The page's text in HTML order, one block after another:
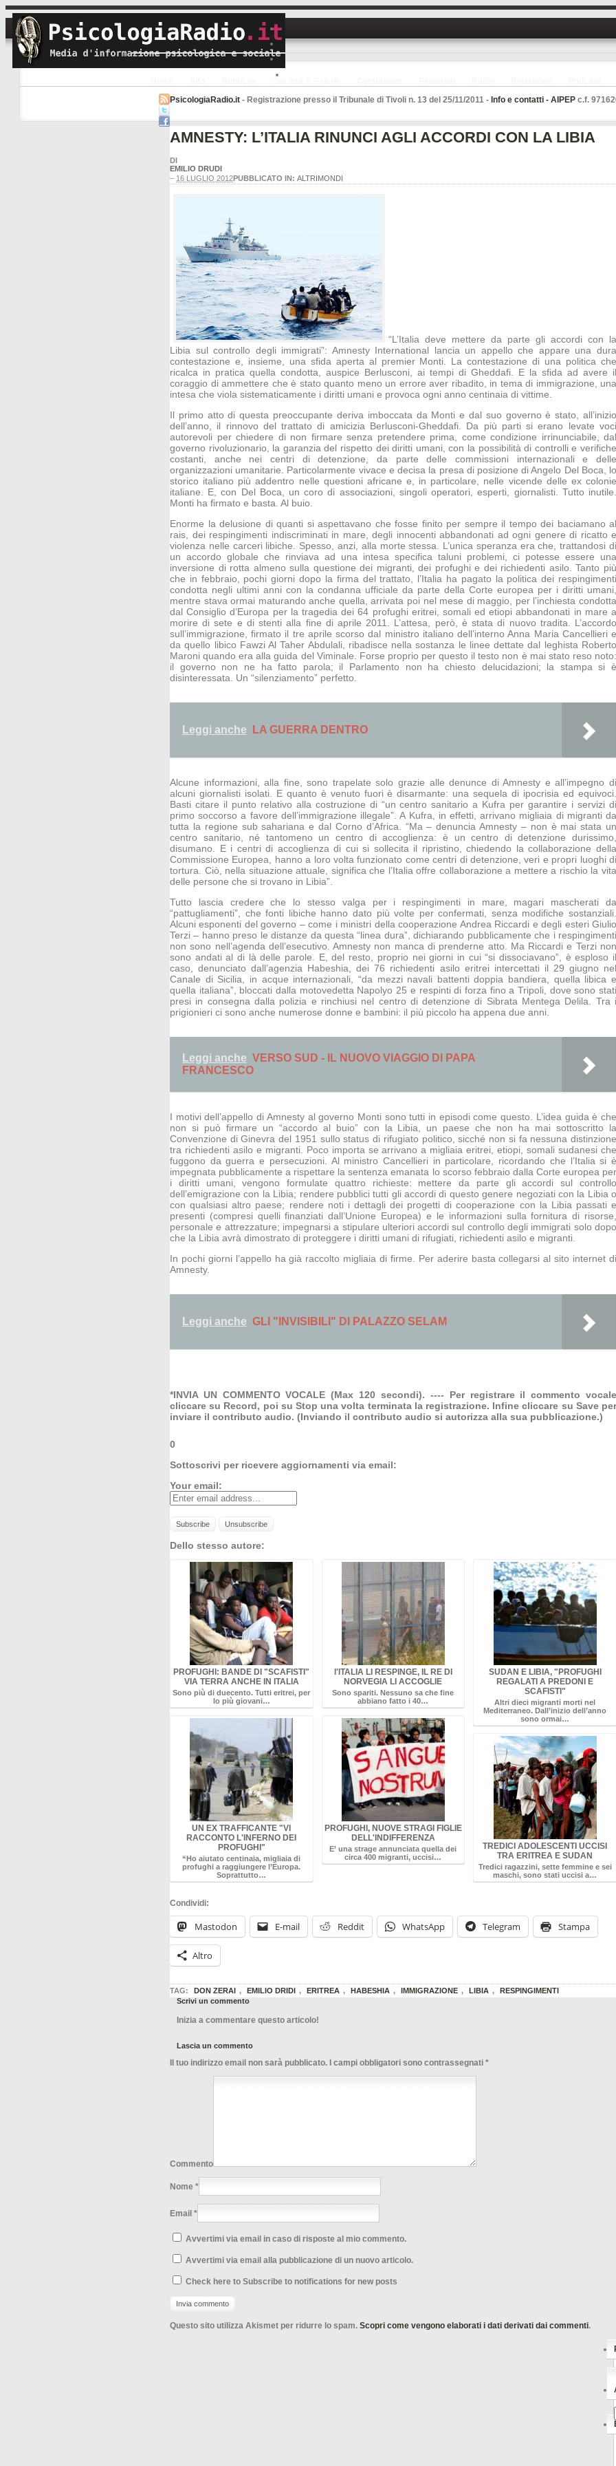
AMNESTY: L’ITALIA RINUNCI AGLI ACCORDI CON LA LIBIA
DI
EMILIO DRUDI
– 16 LUGLIO 2012PUBBLICATO IN: ALTRIMONDI
“L’Italia deve mettere da parte gli accordi con la
Libia sul controllo degli immigrati”: Amnesty International lancia un appello che appare una dura
contestazione e, insieme, una sfida aperta al premier Monti. La contestazione di una politica che
ricalca in pratica quella condotta, auspice Berlusconi, ai tempi di Gheddafi. E la sfida ad avere il
coraggio di ammettere che è stato quanto meno un errore aver ribadito, in tema di immigrazione, una
intesa che viola sistematicamente i diritti umani e provoca ogni anno centinaia di vittime.
Il primo atto di questa preoccupante deriva imboccata da Monti e dal suo governo è stato, all’inizio
dell’anno, il rinnovo del trattato di amicizia Berlusconi-Gheddafi. Da più parti si erano levate voci
autorevoli per chiedere di non firmare senza pretendere prima, come condizione irrinunciabile, dal
governo rivoluzionario, la garanzia del rispetto dei diritti umani, con la possibilità di controlli e verifiche
costanti, anche nei centri di detenzione, da parte delle commissioni internazionali e delle
organizzazioni umanitarie. Particolarmente vivace e decisa la presa di posizione di Angelo Del Boca, lo
storico italiano più addentro nelle questioni africane e, in particolare, nelle vicende delle ex colonie
italiane. E, con Del Boca, un coro di associazioni, singoli operatori, esperti, giornalisti. Tutto inutile.
Monti ha firmato e basta. Al buio.
Enorme la delusione di quanti si aspettavano che fosse finito per sempre il tempo dei baciamano al
rais, dei respingimenti indiscriminati in mare, degli innocenti abbandonati ad ogni genere di ricatto e
violenza nelle carceri libiche. Spesso, anzi, alla morte stessa. L’unica speranza era che, trattandosi di
un accordo globale che rinviava ad una intesa specifica taluni problemi, ci potesse essere una
inversione di rotta almeno sulla questione dei migranti, dei profughi e dei richiedenti asilo. Tanto più
che in febbraio, pochi giorni dopo la firma del trattato, l’Italia ha pagato la politica dei respingimenti
condotta negli ultimi anni con la condanna ufficiale da parte della Corte europea per i diritti umani,
mentre stava ormai maturando anche quella, arrivata poi nel mese di maggio, per l’inchiesta condotta
dal Consiglio d’Europa per la tragedia dei 64 profughi eritrei, somali ed etiopi abbandonati in mare a
morire di sete e di stenti alla fine di aprile 2011. L’attesa, però, è stata di nuovo tradita. L’accordo
sull’immigrazione, firmato il tre aprile scorso dal ministro italiano dell’interno Anna Maria Cancellieri e
da quello libico Fawzi Al Taher Abdulali, ribadisce nella sostanza le linee dettate dal leghista Roberto
Maroni quando era alla guida del Viminale. Forse proprio per questo il testo non è mai stato reso noto:
il governo non ne ha fatto parola; il Parlamento non ha chiesto delucidazioni; la stampa si è
disinteressata. Un “silenziamento” perfetto.
Leggi anche LA GUERRA DENTRO
Alcune informazioni, alla fine, sono trapelate solo grazie alle denunce di Amnesty e all’impegno di
alcuni giornalisti isolati. E quanto è venuto fuori è disarmante: una sequela di ipocrisia ed equivoci.
Basti citare il punto relativo alla costruzione di “un centro sanitario a Kufra per garantire i servizi di
primo soccorso a favore dell’immigrazione illegale”. A Kufra, in effetti, arrivano migliaia di migranti da
tutta la regione sub sahariana e dal Corno d’Africa. “Ma – denuncia Amnesty – non è mai stata un
centro sanitario, né tantomeno un centro di accoglienza: è un centro di detenzione durissimo,
disumano. E i centri di accoglienza di cui si sollecita il ripristino, chiedendo la collaborazione della
Commissione Europea, hanno a loro volta funzionato come centri di detenzione, veri e propri luoghi di
tortura. Ciò, nella situazione attuale, significa che l’Italia offre collaborazione a mettere a rischio la vita
delle persone che si trovano in Libia”.
Tutto lascia credere che lo stesso valga per i respingimenti in mare, magari mascherati da
“pattugliamenti”, che fonti libiche hanno dato più volte per confermati, senza modifiche sostanziali.
Alcuni esponenti del governo – come i ministri della cooperazione Andrea Riccardi e degli esteri Giulio
Terzi – hanno preso le distanze da questa “linea dura”, dichiarando pubblicamente che i respingimenti
non sono nell’agenda dell’esecutivo. Amnesty non manca di prenderne atto. Ma Riccardi e Terzi non
sono andati al di là delle parole. E, del resto, proprio nei giorni in cui “si dissociavano”, è esploso il
caso, denunciato dall’agenzia Habeshia, dei 76 richiedenti asilo eritrei intercettati il 29 giugno nel
Canale di Sicilia, in acque internazionali, “da mezzi navali battenti doppia bandiera, quella libica e
quella italiana”, bloccati dalla motovedetta Napolyo 25 e respinti di forza fino a Tripoli, dove sono stati
presi in consegna dalla polizia e rinchiusi nel centro di detenzione di Sibrata Mentega Delila. Tra i
prigionieri ci sono anche numerose donne e bambini: il più piccolo ha appena due anni.
Leggi anche VERSO SUD - IL NUOVO VIAGGIO DI PAPA
FRANCESCO
I motivi dell’appello di Amnesty al governo Monti sono tutti in episodi come questo. L’idea guida è che
non si può firmare un “accordo al buio” con la Libia, un paese che non ha mai sottoscritto la
Convenzione di Ginevra del 1951 sullo status di rifugiato politico, sicché non si fa nessuna distinzione
tra richiedenti asilo e migranti. Poco importa se arrivano a migliaia eritrei, etiopi, somali sudanesi che
fuggono da guerra e persecuzioni. Al ministro Cancellieri in particolare, ricordando che l’Italia si è
impegnata pubblicamente a rispettare la sentenza emanata lo scorso febbraio dalla Corte europea per
i diritti umani, vengono formulate quattro richieste: mettere da parte gli accordi sul controllo
dell’emigrazione con la Libia; rendere pubblici tutti gli accordi di questo genere negoziati con la Libia o
con qualsiasi altro paese; rendere noti i dettagli dei progetti di cooperazione con la Libia passati e
presenti (compresi quelli finanziati dall’Unione Europea) e le informazioni sulla fornitura di risorse,
personale e attrezzature; impegnarsi a stipulare ulteriori accordi sul controllo degli immigrati solo dopo
che la Libia avrà dimostrato di proteggere i diritti umani di rifugiati, richiedenti asilo e migranti.
In pochi giorni l’appello ha già raccolto migliaia di firme. Per aderire basta collegarsi al sito internet di
Amnesty.
Leggi anche GLI "INVISIBILI" DI PALAZZO SELAM
*INVIA UN COMMENTO VOCALE (Max 120 secondi). ---- Per registrare il commento vocale
cliccare su Record, poi su Stop una volta terminata la registrazione. Infine cliccare su Save per
inviare il contributo audio. (Inviando il contributo audio si autorizza alla sua pubblicazione.)
0
Sottoscrivi per ricevere aggiornamenti via email:
Your email:
Dello stesso autore:
PROFUGHI: BANDE DI "SCAFISTI"
VIA TERRA ANCHE IN ITALIA
Sono più di duecento. Tutti eritrei, per
lo più giovani…
UN EX TRAFFICANTE "VI
RACCONTO L'INFERNO DEI
PROFUGHI"
“Ho aiutato centinaia, migliaia di
profughi a raggiungere l’Europa.
Soprattutto…
l'ITALIA LI RESPINGE, IL RE DI
NORVEGIA LI ACCOGLIE
Sono spariti. Nessuno sa che fine
abbiano fatto i 40…
PROFUGHI, NUOVE STRAGI FIGLIE
DELL'INDIFFERENZA
E’ una strage annunciata quella dei
circa 400 migranti, uccisi…
SUDAN E LIBIA, "PROFUGHI
REGALATI A PREDONI E
SCAFISTI"
Altri dieci migranti morti nel
Mediterraneo. Dall’inizio dell’anno
sono ormai…
TREDICI ADOLESCENTI UCCISI
TRA ERITREA E SUDAN
Tredici ragazzini, sette femmine e sei
maschi, sono stati uccisi a…
Condividi:
Mastodon E-mail Reddit WhatsApp Telegram Stampa
Altro
TAG: DON ZERAI , EMILIO DRIDI , ERITREA , HABESHIA , IMMIGRAZIONE , LIBIA ,
RESPINGIMENTI
Scrivi un commento
Inizia a commentare questo articolo!
Lascia un commento
Il tuo indirizzo email non sarà pubblicato. I campi obbligatori sono contrassegnati *
Commento
Nome *
Email *
Avvertimi via email in caso di risposte al mio commento.
Avvertimi via email alla pubblicazione di un nuovo articolo.
Check here to Subscribe to notifications for new posts
Questo sito utilizza Akismet per ridurre lo spam. Scopri come vengono elaborati i dati derivati dai commenti.
PsicologiaRadio.it - Registrazione presso il Tribunale di Tivoli n. 13 del 25/11/2011 - Info e contatti - AIPEP c.f.